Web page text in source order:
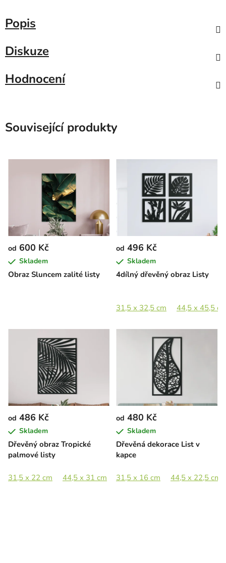
Popis
Diskuze
Hodnocení
Související produkty
Obraz Sluncem zalité listy
od 600 Kč
Skladem
4dílný dřevěný obraz Listy
od 496 Kč
Skladem
31,5 x 32,5 cm 44,5 x 45,5
Dřevěný obraz Tropické
palmové listy
od 486 Kč
Skladem
31,5 x 22 cm 44,5 x 31 cm 63,5 x 44,5 cm 89 x 62 cm
Dřevěná dekorace List v
kapce
od 480 Kč
Skladem
31,5 x 16 cm 44,5 x 22,5 cm